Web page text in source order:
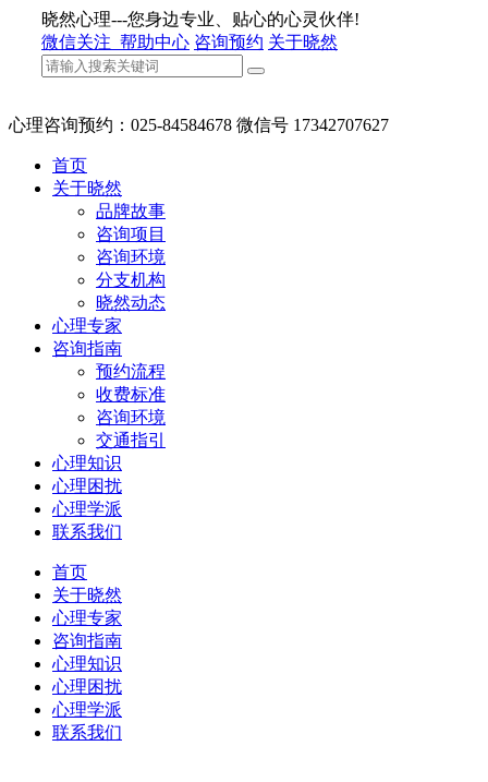
晓然心理---您身边专业、贴心的心灵伙伴!
微信关注 帮助中心 咨询预约 关于晓然
心理咨询预约：025-84584678 微信号 17342707627
首页
关于晓然
品牌故事
咨询项目
咨询环境
分支机构
晓然动态
心理专家
咨询指南
预约流程
收费标准
咨询环境
交通指引
心理知识
心理困扰
心理学派
联系我们
首页
关于晓然
心理专家
咨询指南
心理知识
心理困扰
心理学派
联系我们